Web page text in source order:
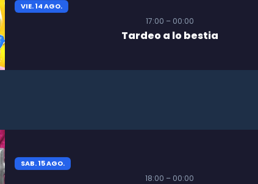
VIE. 14 AGO.
17:00 – 00:00
Tardeo a lo bestia
SAB. 15 AGO.
18:00 – 00:00